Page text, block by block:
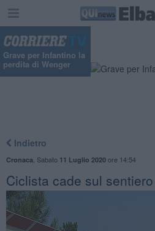
Grave per Infantino la
perdita di Wenger
Indietro
Cronaca Sabato 11 Luglio 2020ore 14:54
Ciclista cade sul